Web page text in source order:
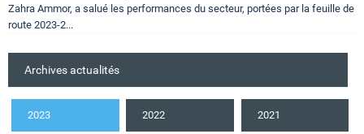
Zahra Ammor, a salué les performances du secteur, portées par la feuille de
route 2023-2...
Archives actualités
2023 2022 2021